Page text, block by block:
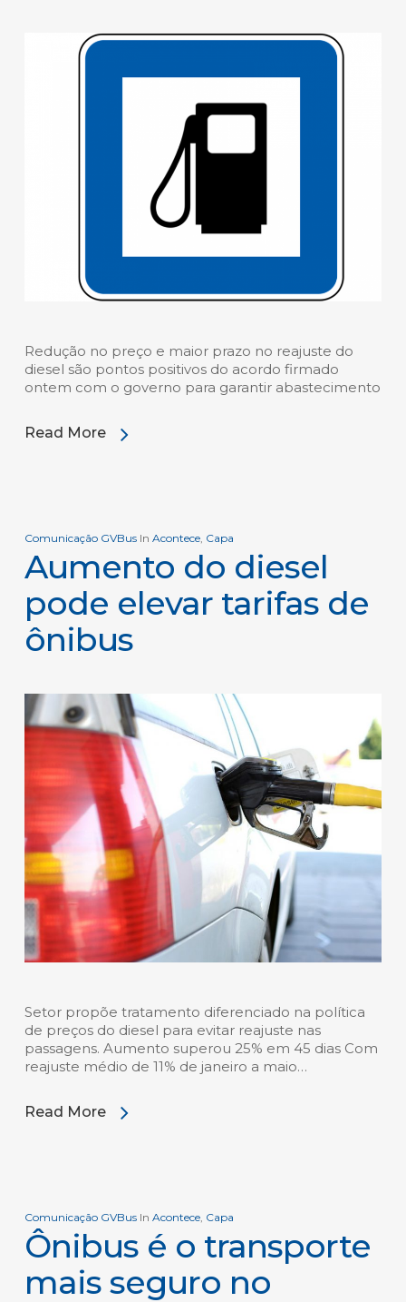
Redução no preço e maior prazo no reajuste do
diesel são pontos positivos do acordo firmado
ontem com o governo para garantir abastecimento
Read More
Comunicação GVBus In Acontece, Capa
Aumento do diesel
pode elevar tarifas de
ônibus
Setor propõe tratamento diferenciado na política
de preços do diesel para evitar reajuste nas
passagens. Aumento superou 25% em 45 dias Com
reajuste médio de 11% de janeiro a maio…
Read More
Comunicação GVBus In Acontece, Capa
Ônibus é o transporte
mais seguro no